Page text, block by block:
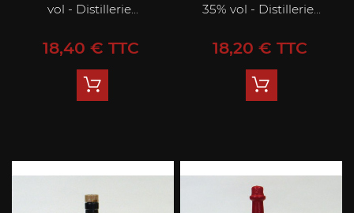
vol - Distillerie...
Prix
18,40 € TTC
35% vol - Distillerie...
Prix
18,20 € TTC